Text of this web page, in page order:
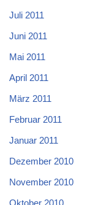
Juli 2011
Juni 2011
Mai 2011
April 2011
März 2011
Februar 2011
Januar 2011
Dezember 2010
November 2010
Oktober 2010